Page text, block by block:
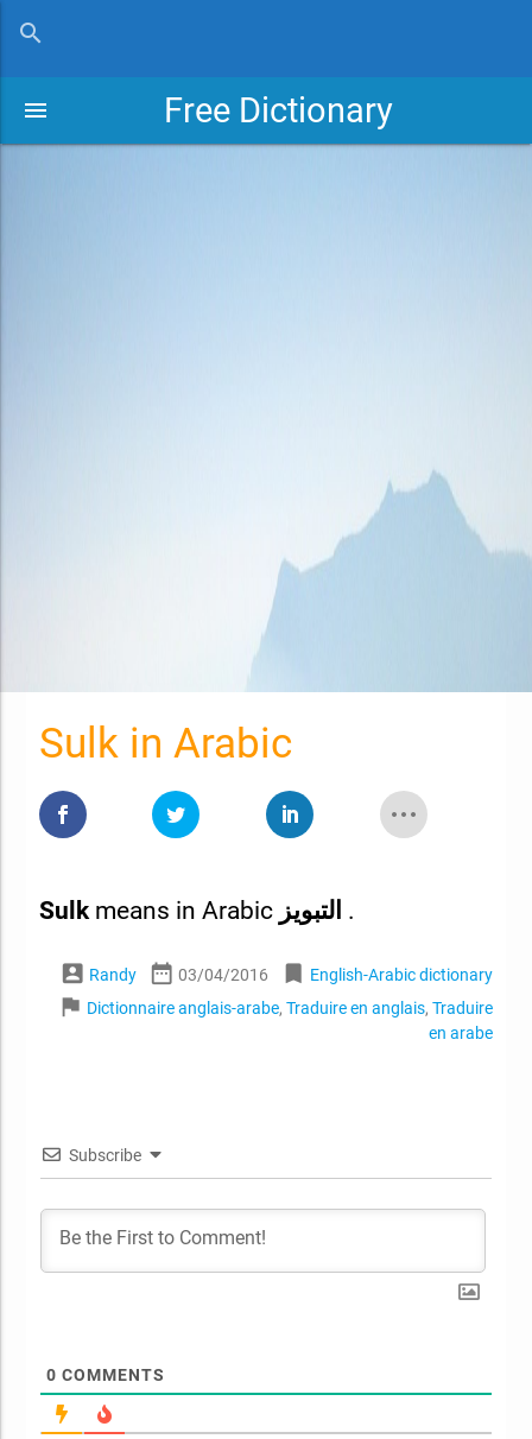
search
Free Dictionary
menu
Sulk in Arabic
Sulk means in Arabic التبويز .
account_box Randy date_range 03/04/2016 bookmark English-Arabic dictionary
flag Dictionnaire anglais-arabe,Traduire en anglais,Traduire
en arabe
Subscribe
0 COMMENTS